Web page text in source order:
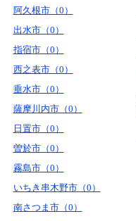
阿久根市（0）
出水市（0）
指宿市（0）
西之表市（0）
垂水市（0）
薩摩川内市（0）
日置市（0）
曽於市（0）
霧島市（0）
いちき串木野市（0）
南さつま市（0）